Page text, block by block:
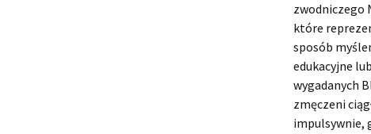
zwodniczego
które
sposób
edukacyjne
wygadanych
zmęczeni
impulsywnie,